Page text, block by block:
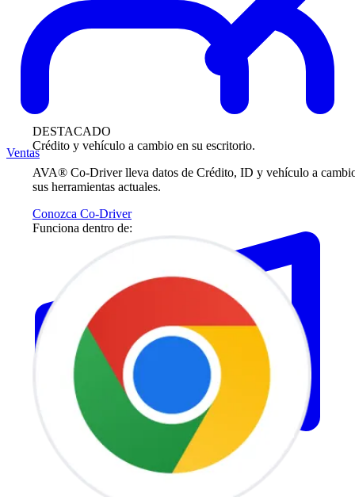
DESTACADO
Crédito y vehículo a cambio en su escritorio.
AVA® Co-Driver lleva datos de Crédito, ID y vehículo a
sus herramientas actuales.
Conozca Co-Driver
Funciona dentro de:
Ventas